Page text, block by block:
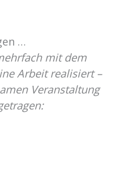
…
mit dem
Arbeit realisiert –
Veranstaltung